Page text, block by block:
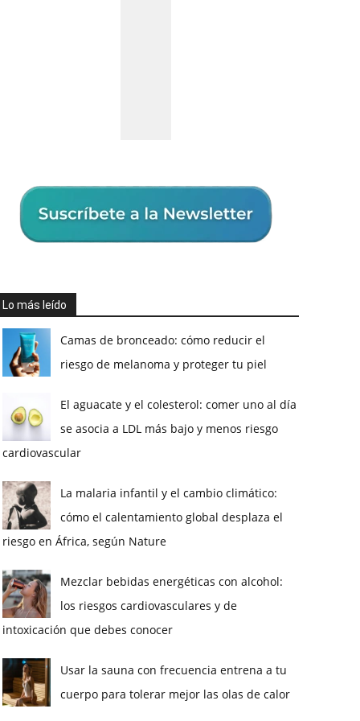
Lo más leído
Camas de bronceado: cómo reducir el
riesgo de melanoma y proteger tu piel
El aguacate y el colesterol: comer uno al día
se asocia a LDL más bajo y menos riesgo
cardiovascular
La malaria infantil y el cambio climático:
cómo el calentamiento global desplaza el
riesgo en África, según Nature
Mezclar bebidas energéticas con alcohol:
los riesgos cardiovasculares y de
intoxicación que debes conocer
Usar la sauna con frecuencia entrena a tu
cuerpo para tolerar mejor las olas de calor